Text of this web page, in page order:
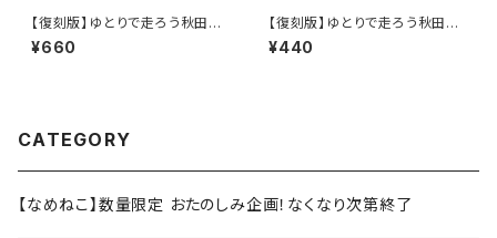
【復刻版】ゆとりで走ろう秋田県
（緑）：ステッカー（大）
¥660
【復刻版】ゆとりで走ろう秋田県
（緑）：ステッカー
¥440
CATEGORY
【なめねこ】数量限定 おたのしみ企画！なくなり次第終了